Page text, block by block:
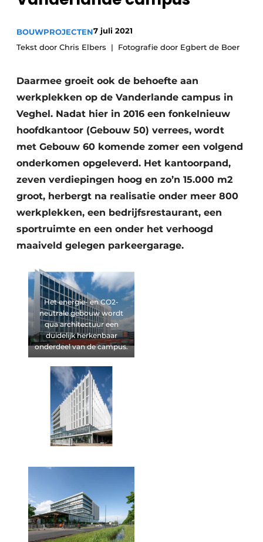
Privacy / Cookie statement
storymetadata
Vacatures
Video’s
Modulair bouwen
BOUWPROJECTEN7 juli 2021
Tekst door Chris Elbers
Fotografie door Egbert de Boer
Daarmee groeit ook de behoefte aan
werkplekken op de Vanderlande campus in
Veghel. Nadat hier in 2016 een fonkelnieuw
hoofdkantoor (Gebouw 50) verrees, wordt
met Gebouw 60 komende zomer een volgend
onderkomen opgeleverd. Het kantoorpand,
zeven verdiepingen hoog en zo’n 15.000 m2
groot, herbergt na realisatie onder meer 800
werkplekken, een bedrijfsrestaurant, een
sportruimte en een onder het verhoogd
maaiveld gelegen parkeergarage.
Het energie- en CO2-
neutrale gebouw wordt
qua architectuur een
duidelijk herkenbaar
onderdeel van de campus.